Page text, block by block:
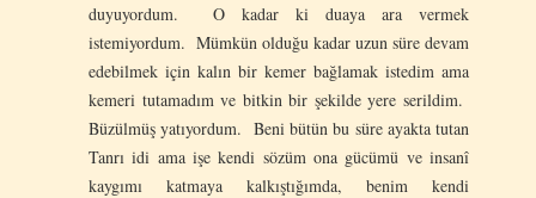
duyuyordum. O kadar ki duaya ara vermek
istemiyordum. Mümkün olduğu kadar uzun süre devam
edebilmek için kalın bir kemer bağlamak istedim ama
kemeri tutamadım ve bitkin bir şekilde yere serildim.
Büzülmüş yatıyordum. Beni bütün bu süre ayakta tutan
Tanrı idi ama işe kendi sözüm ona gücümü ve insanî
kaygımı katmaya kalkıştığımda, benim kendi